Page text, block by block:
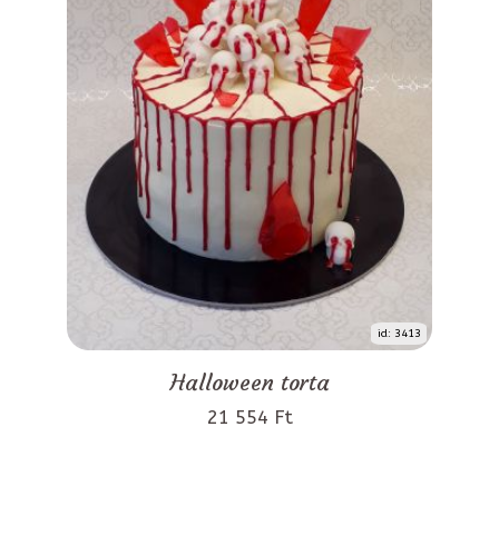
id: 3413
Halloween torta
21 554 Ft